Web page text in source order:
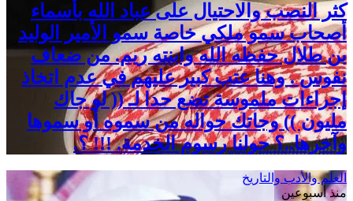
كثر النصب والاحتيال على عباد الله بأسماء
أصحاب سمو ملكي خاصة سمو الأمير الوليد
بن طلال حفظه الله وابنته ريم. من ضعاف
نفوس . وهنا عتب كبير عليهم في عدم اتخاذ
إجراءات ملموسة تضع حدا لـ (( لو جاك
مليون )) وجاتك حواله من سموه أو سموها
وآخرها..؟ حولنا رسوم الخدمة. !!! ؟.
العلم والأدب والتاريخ
منذ أسبوعين